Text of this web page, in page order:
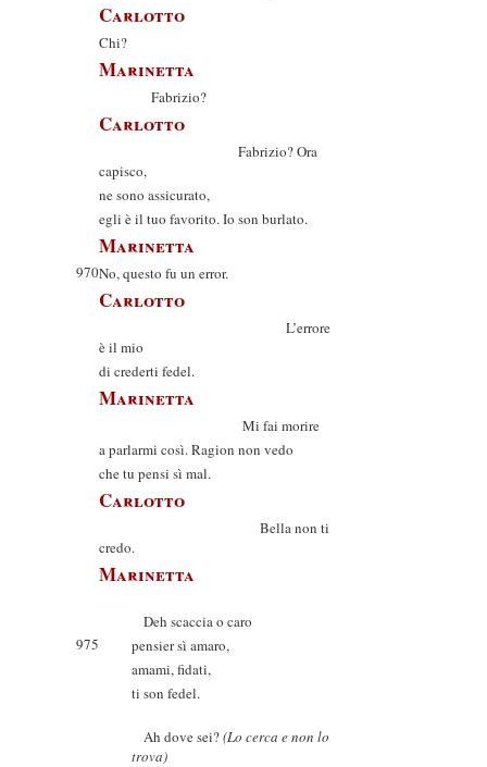
Carlotto
Chi?
Marinetta
Fabrizio?
Carlotto
Fabrizio? Ora
capisco,
ne sono assicurato,
egli è il tuo favorito. Io son burlato.
Marinetta
970No, questo fu un error.
Carlotto
L’errore
è il mio
di crederti fedel.
Marinetta
Mi fai morire
a parlarmi così. Ragion non vedo
che tu pensi sì mal.
Carlotto
Bella non ti
credo.
Marinetta
Deh scaccia o caro
975
pensier sì amaro,
amami, fidati,
ti son fedel.
Ah dove sei?(Lo cerca e non lo
trova)